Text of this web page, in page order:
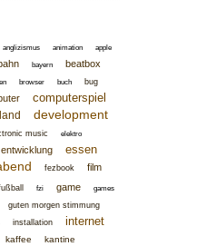
anglizismus animation apple
bayern
beatbox
browser buch
bug
computerspiel
development
music elektro
entwicklung essen
fezbook film
fzi game games
guten morgen stimmung
installation internet
kaffee kantine